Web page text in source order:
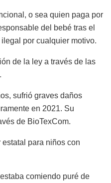
o sea quien paga por
del bebé tras el
por cualquier motivo.
de la ley a través de las
sufrió graves daños
en 2021. Su
de BioTexCom.
para niños con
comiendo puré de